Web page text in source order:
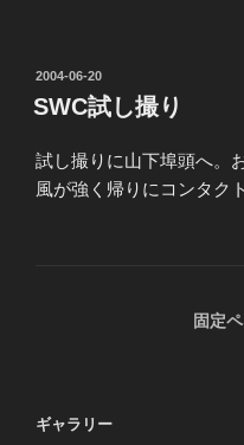
投
稿
日:
2004-06-20
SWC試し撮り
試し撮りに山下埠頭へ。
風が強く帰りにコンタク
ペ
固定
ギャラリー